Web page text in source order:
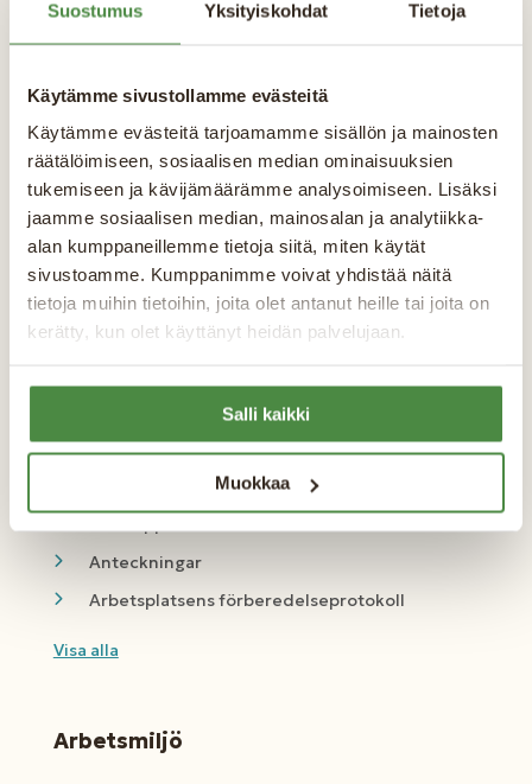
Suostumus Yksityiskohdat Tietoja
Käytämme sivustollamme evästeitä
Käytämme evästeitä tarjoamamme sisällön ja mainosten
räätälöimiseen, sosiaalisen median ominaisuuksien
tukemiseen ja kävijämäärämme analysoimiseen. Lisäksi
jaamme sosiaalisen median, mainosalan ja analytiikka-
alan kumppaneillemme tietoja siitä, miten käytät
sivustoamme. Kumppanimme voivat yhdistää näitä
tietoja muihin tietoihin, joita olet antanut heille tai joita on
kerätty, kun olet käyttänyt heidän palvelujaan.
Salli kaikki
Muokkaa
dokumentmallar - bekanta dig
Allmän
Egenkontroll Mall
Kontaktlista
Avvikelserapport
Arbetsplatsintroduktion
Avvikelser ÄTA
Anteckningar
Arbetsplatsens förberedelseprotokoll
Visa alla
Arbetsmiljö